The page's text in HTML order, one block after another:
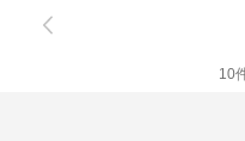
10